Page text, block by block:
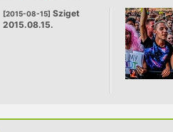
[2015-08-15] Sziget
2015.08.15.